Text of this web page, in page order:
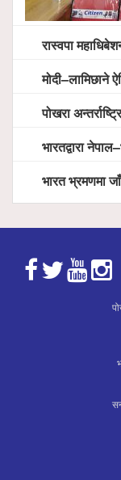
रास्वपा
मोदी–लामिछाने
पोखरा अन्तर्राष्ट्रिय
भारतद्वारा
भारत भ्रमणमा